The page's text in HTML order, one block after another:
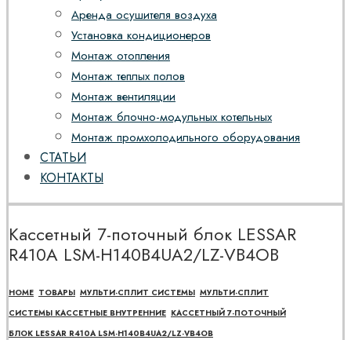
Аренда осушителя воздуха
Установка кондиционеров
Монтаж отопления
Монтаж теплых полов
Монтаж вентиляции
Монтаж блочно-модульных котельных
Монтаж промхолодильного оборудования
СТАТЬИ
КОНТАКТЫ
Кассетный 7-поточный блок LESSAR
R410A LSM-H140B4UA2/LZ-VB4OB
HOME ТОВАРЫ МУЛЬТИ-СПЛИТ СИСТЕМЫ МУЛЬТИ-СПЛИТ
СИСТЕМЫ КАССЕТНЫЕ ВНУТРЕННИЕ КАССЕТНЫЙ 7-ПОТОЧНЫЙ
БЛОК LESSAR R410A LSM-H140B4UA2/LZ-VB4OB